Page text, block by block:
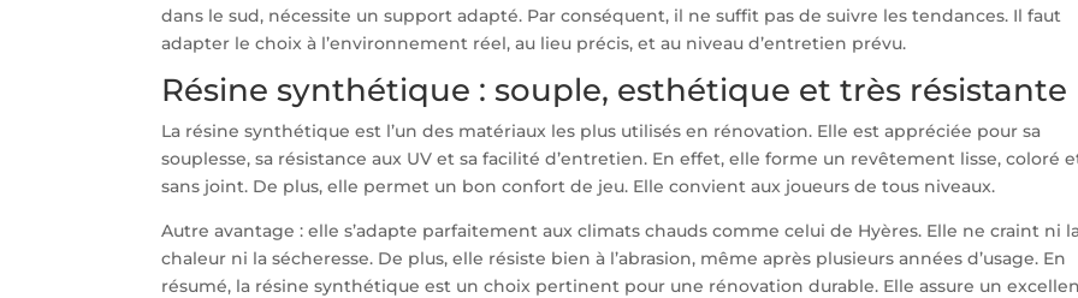
dans le sud, nécessite un support adapté. Par conséquent, il ne suffit pas de suivre les tendances. Il faut
adapter le choix à l’environnement réel, au lieu précis, et au niveau d’entretien prévu.
Résine synthétique : souple, esthétique et très résistante
La résine synthétique est l’un des matériaux les plus utilisés en rénovation. Elle est appréciée pour sa
souplesse, sa résistance aux UV et sa facilité d’entretien. En effet, elle forme un revêtement lisse, coloré
sans joint. De plus, elle permet un bon confort de jeu. Elle convient aux joueurs de tous niveaux.
Autre avantage : elle s’adapte parfaitement aux climats chauds comme celui de Hyères. Elle ne craint ni
chaleur ni la sécheresse. De plus, elle résiste bien à l’abrasion, même après plusieurs années d’usage. En
résumé, la résine synthétique est un choix pertinent pour une rénovation durable. Elle assure un